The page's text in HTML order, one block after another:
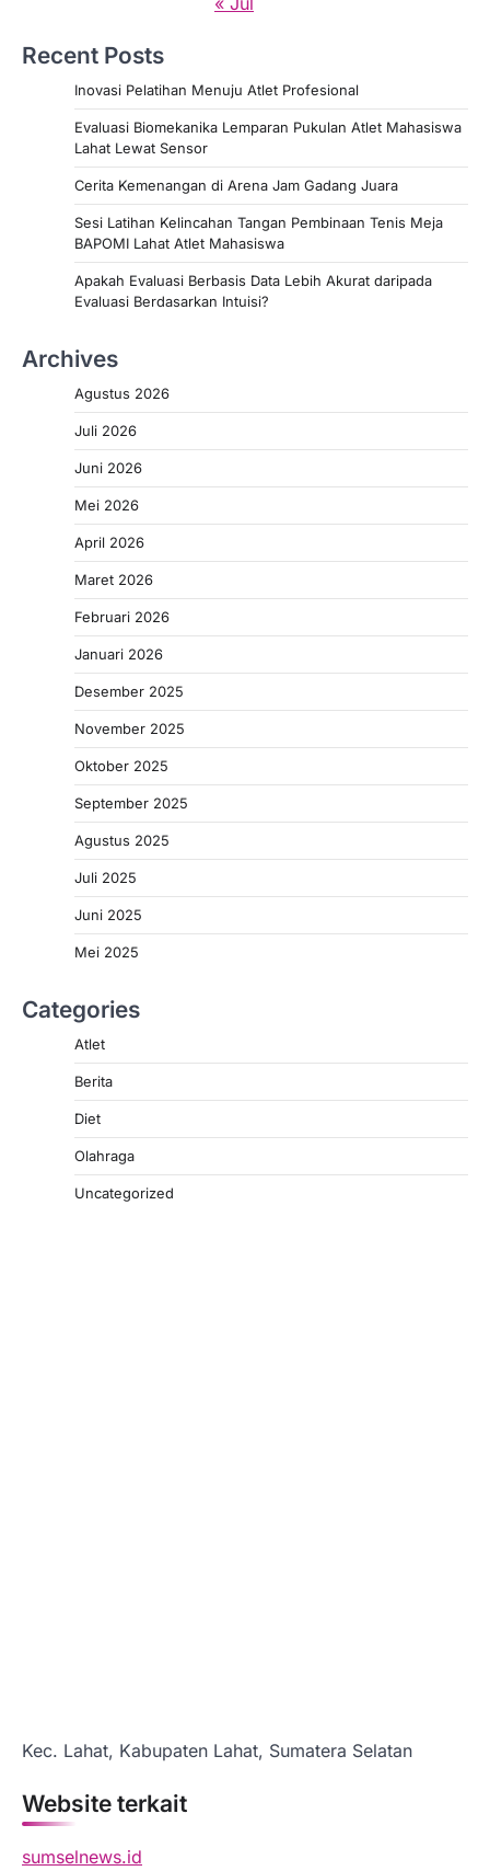
Recent Posts
Inovasi Pelatihan Menuju Atlet Profesional
Evaluasi Biomekanika Lemparan Pukulan Atlet Mahasiswa
Lahat Lewat Sensor
Cerita Kemenangan di Arena Jam Gadang Juara
Sesi Latihan Kelincahan Tangan Pembinaan Tenis Meja
BAPOMI Lahat Atlet Mahasiswa
Apakah Evaluasi Berbasis Data Lebih Akurat daripada
Evaluasi Berdasarkan Intuisi?
Archives
Agustus 2026
Juli 2026
Juni 2026
Mei 2026
April 2026
Maret 2026
Februari 2026
Januari 2026
Desember 2025
November 2025
Oktober 2025
September 2025
Agustus 2025
Juli 2025
Juni 2025
Mei 2025
Categories
Atlet
Berita
Diet
Olahraga
Uncategorized
Kec. Lahat, Kabupaten Lahat, Sumatera Selatan
Website terkait
sumselnews.id